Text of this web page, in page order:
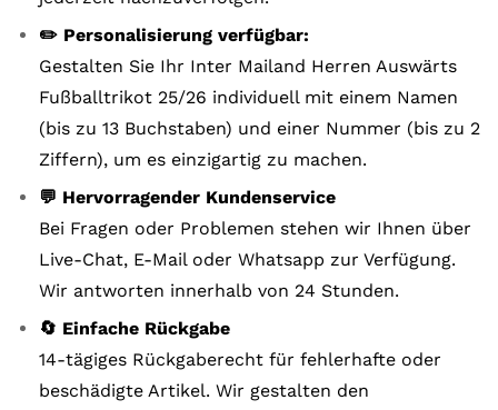
✏️ Personalisierung verfügbar:
Gestalten Sie Ihr Inter Mailand Herren Auswärts
Fußballtrikot 25/26 individuell mit einem Namen
(bis zu 13 Buchstaben) und einer Nummer (bis zu 2
Ziffern), um es einzigartig zu machen.
💬 Hervorragender Kundenservice
Bei Fragen oder Problemen stehen wir Ihnen über
Live-Chat, E-Mail oder Whatsapp zur Verfügung.
Wir antworten innerhalb von 24 Stunden.
🔄 Einfache Rückgabe
14-tägiges Rückgaberecht für fehlerhafte oder
beschädigte Artikel. Wir gestalten den